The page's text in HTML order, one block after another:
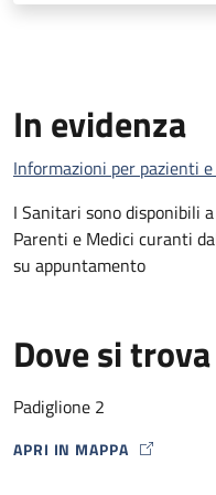
In evidenza
Informazioni per pazienti
I Sanitari sono disponibili
Parenti e Medici curanti
su appuntamento
Dove si trova
Padiglione 2
APRI IN MAPPA
MAP ICON